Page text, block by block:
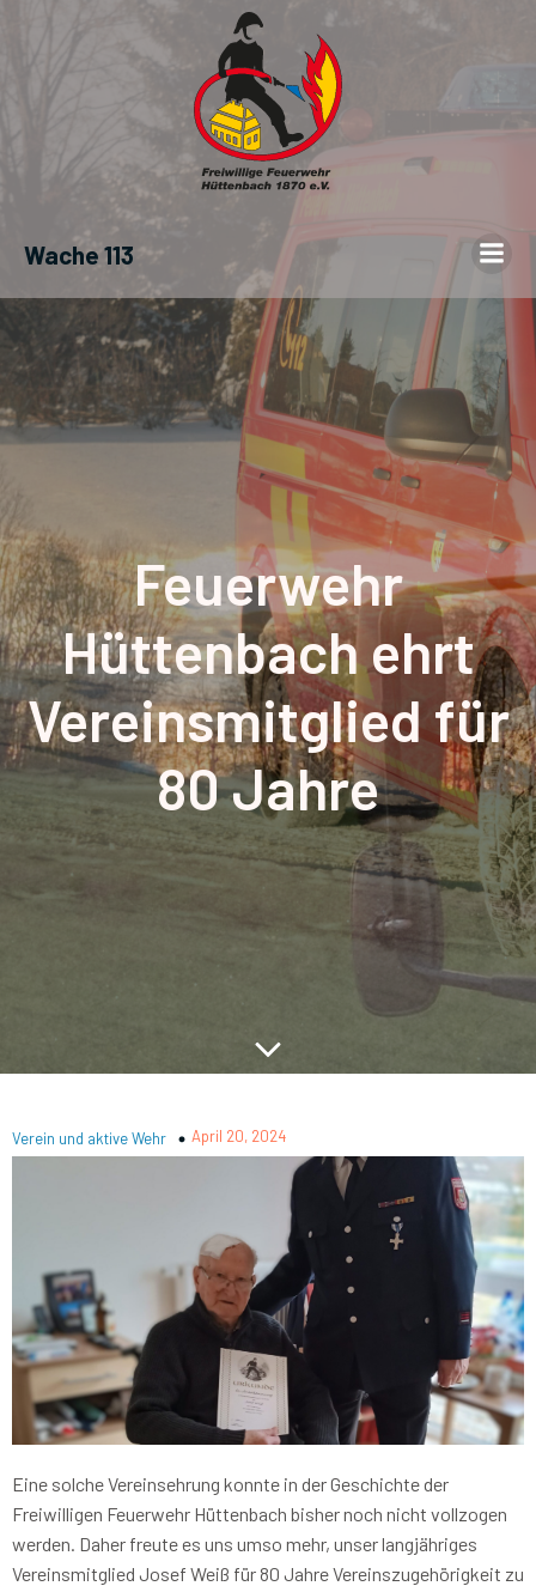
Wache 113
Feuerwehr
Hüttenbach ehrt
Vereinsmitglied für
80 Jahre
Verein und aktive Wehr April 20, 2024
Eine solche Vereinsehrung konnte in der Geschichte der
Freiwilligen Feuerwehr Hüttenbach bisher noch nicht vollzogen
werden. Daher freute es uns umso mehr, unser langjähriges
Vereinsmitglied Josef Weiß für 80 Jahre Vereinszugehörigkeit zu